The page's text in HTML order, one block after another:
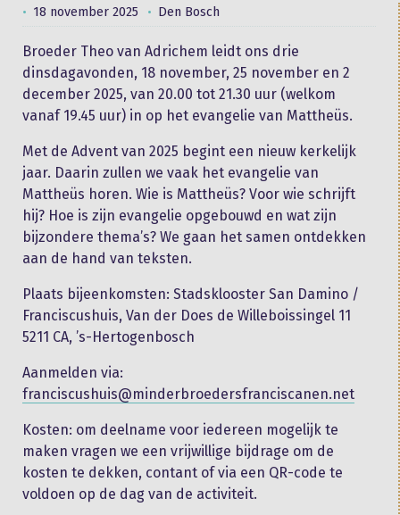
18 november 2025 Den Bosch
Broeder Theo van Adrichem leidt ons drie
dinsdagavonden, 18 november, 25 november en 2
december 2025, van 20.00 tot 21.30 uur (welkom
vanaf 19.45 uur) in op het evangelie van Mattheüs.
Met de Advent van 2025 begint een nieuw kerkelijk
jaar. Daarin zullen we vaak het evangelie van
Mattheüs horen. Wie is Mattheüs? Voor wie schrijft
hij? Hoe is zijn evangelie opgebouwd en wat zijn
bijzondere thema’s? We gaan het samen ontdekken
aan de hand van teksten.
Plaats bijeenkomsten: Stadsklooster San Damino /
Franciscushuis, Van der Does de Willeboissingel 11
5211 CA, ’s-Hertogenbosch
Aanmelden via:
franciscushuis@minderbroedersfranciscanen.net
Kosten: om deelname voor iedereen mogelijk te
maken vragen we een vrijwillige bijdrage om de
kosten te dekken, contant of via een QR-code te
voldoen op de dag van de activiteit.